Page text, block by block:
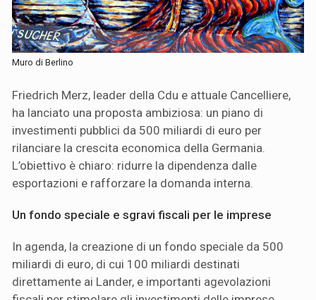
Muro di Berlino
Friedrich Merz, leader della Cdu e attuale Cancelliere,
ha lanciato una proposta ambiziosa: un piano di
investimenti pubblici da 500 miliardi di euro per
rilanciare la crescita economica della Germania.
L’obiettivo è chiaro: ridurre la dipendenza dalle
esportazioni e rafforzare la domanda interna.
Un fondo speciale e sgravi fiscali per le imprese
In agenda, la creazione di un fondo speciale da 500
miliardi di euro, di cui 100 miliardi destinati
direttamente ai Lander, e importanti agevolazioni